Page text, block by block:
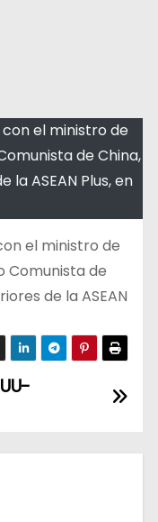
con el ministro de
de China,
ASEAN Plus, en
el ministro de
Comunista de
de la ASEAN